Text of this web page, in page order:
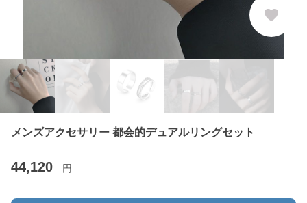
メンズアクセサリー 都会的デュアルリングセット
44,120 円